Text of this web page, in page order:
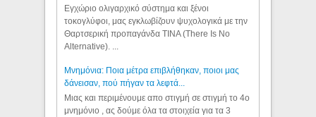
Εγχώριο ολιγαρχικό σύστημα και ξένοι
τοκογλύφοι, μας εγκλωβίζουν ψυχολογικά με την
Θαρτσερική προπαγάνδα TINA (There Is No
Alternative). ...
Μνημόνια: Ποια μέτρα επιβλήθηκαν, ποιοι μας
δάνεισαν, πού πήγαν τα λεφτά...
Μιας και περιμένουμε απο στιγμή σε στιγμή το 4ο
μνημόνιο , ας δούμε όλα τα στοιχεία για τα 3